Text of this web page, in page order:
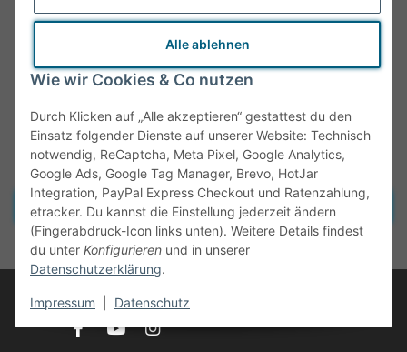
Alle ablehnen
Wie wir Cookies & Co nutzen
Durch Klicken auf „Alle akzeptieren“ gestattest du den
Einsatz folgender Dienste auf unserer Website: Technisch
notwendig, ReCaptcha, Meta Pixel, Google Analytics,
Google Ads, Google Tag Manager, Brevo, HotJar
Integration, PayPal Express Checkout und Ratenzahlung,
etracker. Du kannst die Einstellung jederzeit ändern
(Fingerabdruck-Icon links unten). Weitere Details findest
du unter Konfigurieren und in unserer
Datenschutzerklärung.
Impressum Datenschutz
Vertrag widerrufen
* Alle Preise inkl. gesetzlicher MwSt., zzgl.Versand
© Tante Olga